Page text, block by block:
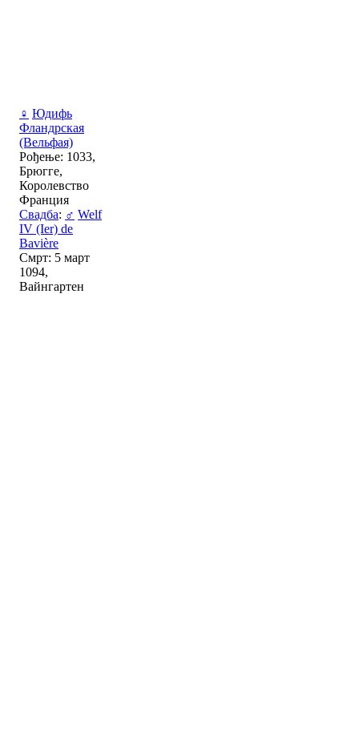
♀ Юдифь
Фландрская
(Вельфая)
Рођење: 1033,
Брюгге,
Королевство
Франция
Свадба: ♂ Welf
IV (Ier) de
Bavière
Смрт: 5 март
1094,
Вайнгартен